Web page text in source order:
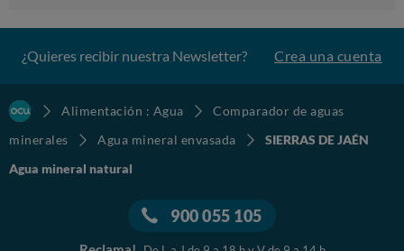
¿Quieres recibir nuestra Newsletter? Crea una cuenta
Alimentación : Agua
Comparador de aguas
minerales
Agua mineral envasada
SIERRAS DE JAÉN
Agua mineral natural
900 055 105